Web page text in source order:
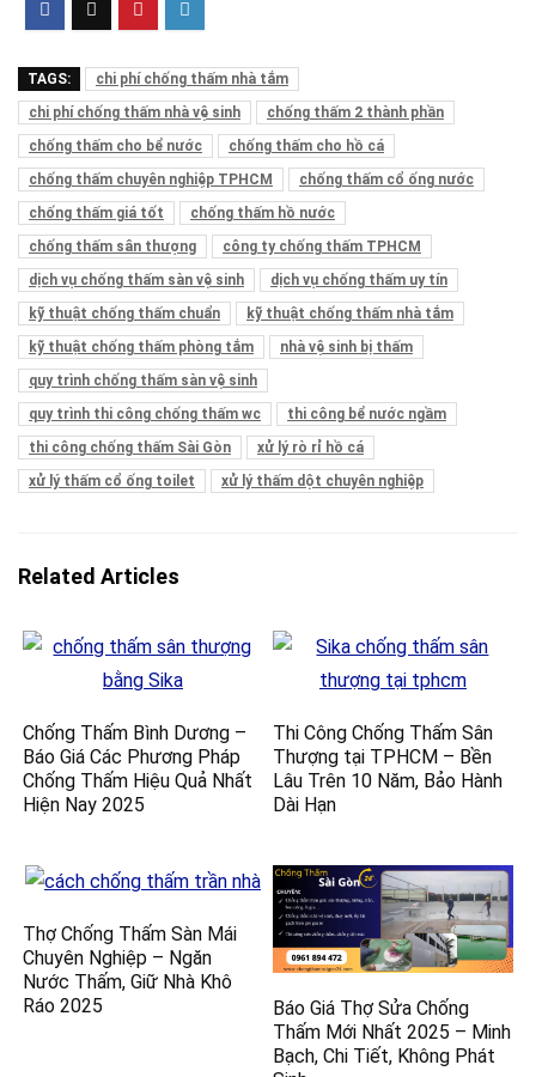
TAGS:
chi phí chống thấm nhà tắm
chi phí chống thấm nhà vệ sinh
chống thấm 2 thành phần
chống thấm cho bể nước
chống thấm cho hồ cá
chống thấm chuyên nghiệp TPHCM
chống thấm cổ ống nước
chống thấm giá tốt
chống thấm hồ nước
chống thấm sân thượng
công ty chống thấm TPHCM
dịch vụ chống thấm sàn vệ sinh
dịch vụ chống thấm uy tín
kỹ thuật chống thấm chuẩn
kỹ thuật chống thấm nhà tắm
kỹ thuật chống thấm phòng tắm
nhà vệ sinh bị thấm
quy trình chống thấm sàn vệ sinh
quy trình thi công chống thấm wc
thi công bể nước ngầm
thi công chống thấm Sài Gòn
xử lý rò rỉ hồ cá
xử lý thấm cổ ống toilet
xử lý thấm dột chuyên nghiệp
Related Articles
Chống Thấm Bình Dương –
Báo Giá Các Phương Pháp
Chống Thấm Hiệu Quả Nhất
Hiện Nay 2025
Thi Công Chống Thấm Sân
Thượng tại TPHCM – Bền
Lâu Trên 10 Năm, Bảo Hành
Dài Hạn
Thợ Chống Thấm Sàn Mái
Chuyên Nghiệp – Ngăn
Nước Thấm, Giữ Nhà Khô
Ráo 2025
Báo Giá Thợ Sửa Chống
Thấm Mới Nhất 2025 – Minh
Bạch, Chi Tiết, Không Phát